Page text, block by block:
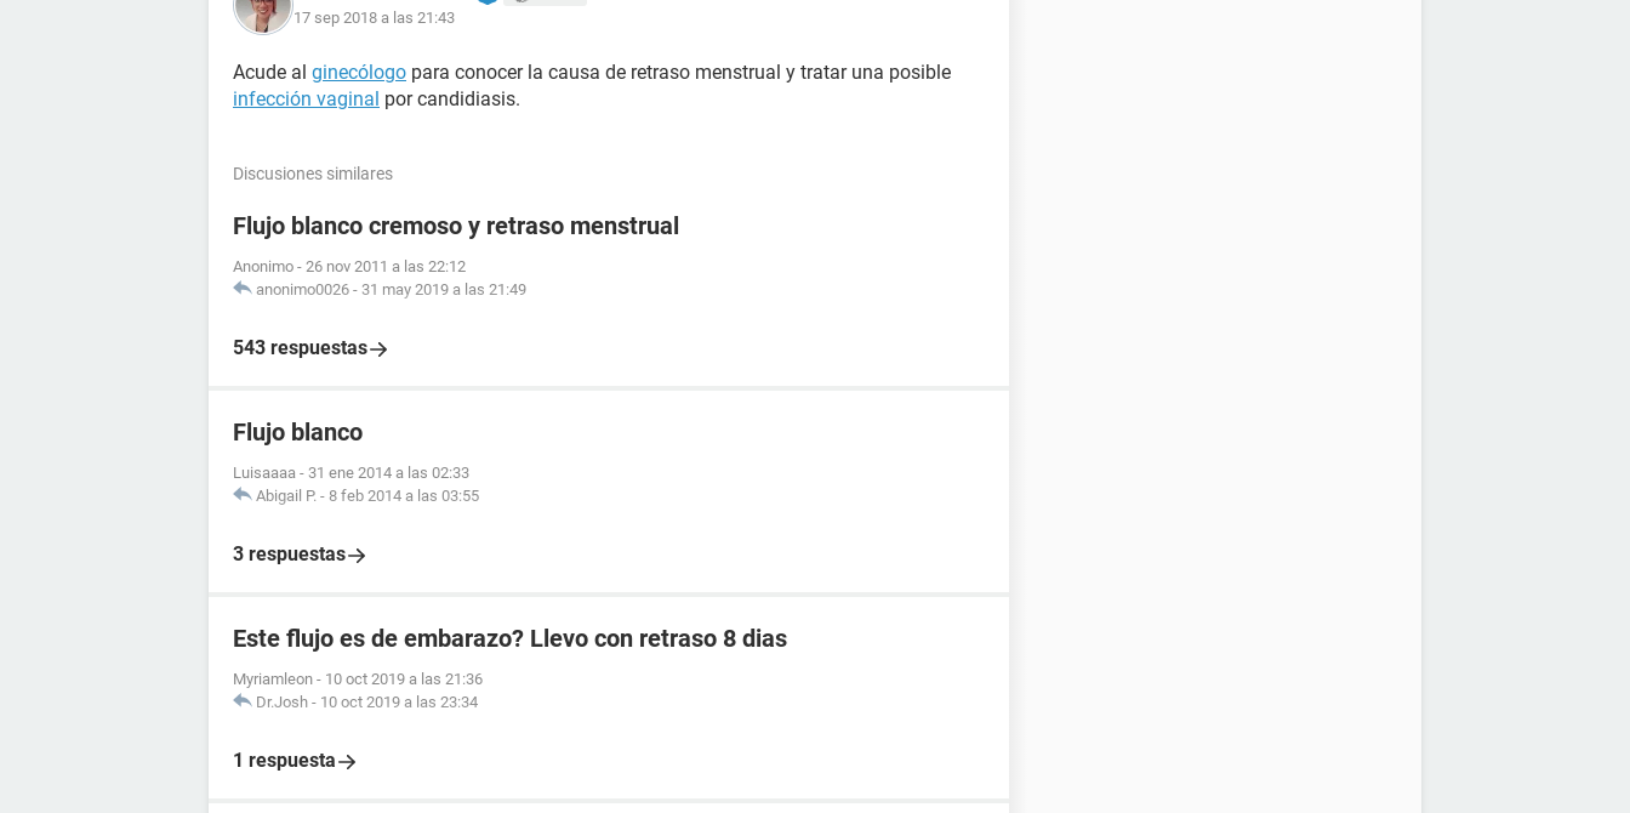
17 sep 2018 a las 21:43
Acude al ginecólogo para conocer la causa de retraso menstrual y tratar una posible
infección vaginal por candidiasis.
Discusiones similares
Flujo blanco cremoso y retraso menstrual
Anonimo - 26 nov 2011 a las 22:12
anonimo0026 - 31 may 2019 a las 21:49
543 respuestas
Flujo blanco
Luisaaaa - 31 ene 2014 a las 02:33
Abigail P. - 8 feb 2014 a las 03:55
3 respuestas
Este flujo es de embarazo? Llevo con retraso 8 dias
Myriamleon - 10 oct 2019 a las 21:36
Dr.Josh - 10 oct 2019 a las 23:34
1 respuesta